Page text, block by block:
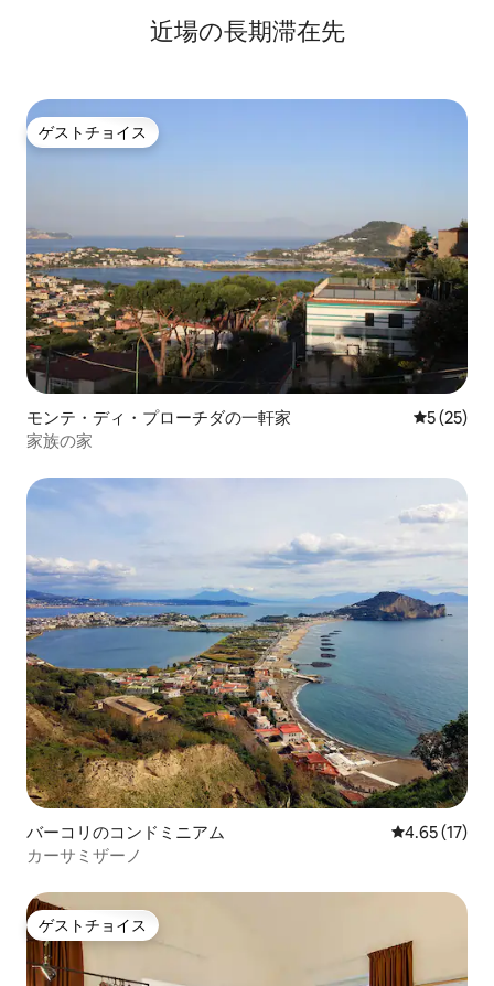
近場の長期滞在先
ゲストチョイス
ゲストチョイス
モンテ・ディ・プローチダの一軒家 レビュー
5 (25)
家族の家
バーコリのコンドミニアム レビュー17
4.65 (17)
カーサミザーノ
ゲストチョイス
ゲストチョイス